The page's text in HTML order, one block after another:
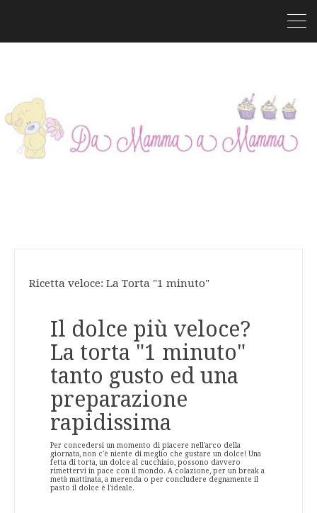
Ricetta veloce: La Torta "1 minuto"
Il dolce più veloce?
La torta "1 minuto"
tanto gusto ed una
preparazione
rapidissima
Per concedersi un momento di piacere nell'arco della
giornata, non c'è niente di meglio che gustare un dolce! Una
fetta di torta, un dolce al cucchiaio, possono davvero
rimettervi in pace con il mondo. A colazione, per un break a
metà mattinata, a merenda o per concludere degnamente il
pasto il dolce è l'ideale.